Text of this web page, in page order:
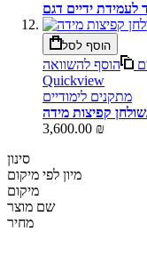
הוסף לסל
הוסף להשוואה
Quickview
מתקנים לימודיים
3,600.00 ₪
סינון
מיון לפי מיקום
מיקום
שם מוצר
מחיר